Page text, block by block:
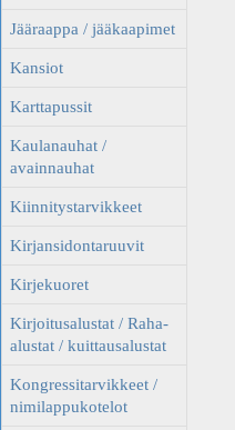
Jääraappa / jääkaapimet
Kansiot
Karttapussit
Kaulanauhat /
avainnauhat
Kiinnitystarvikkeet
Kirjansidontaruuvit
Kirjekuoret
Kirjoitusalustat / Raha-
alustat / kuittausalustat
Kongressitarvikkeet /
nimilappukotelot